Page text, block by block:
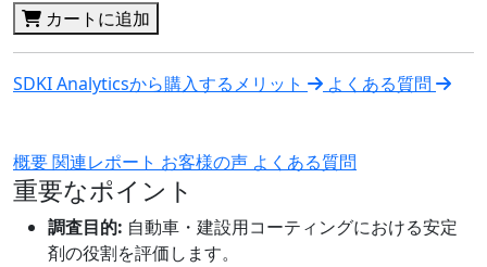
カートに追加
SDKI Analyticsから購入するメリット よくある質問
概要関連レポート お客様の声 よくある質問
重要なポイント
調査目的: 自動車・建設用コーティングにおける安定
剤の役割を評価します。